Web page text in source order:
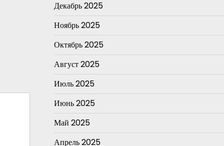
Декабрь 2025
Ноябрь 2025
Октябрь 2025
Август 2025
Июль 2025
Июнь 2025
Май 2025
Апрель 2025